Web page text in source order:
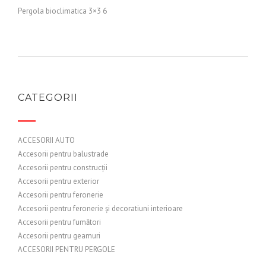
Pergola bioclimatica 3×3 6
CATEGORII
ACCESORII AUTO
Accesorii pentru balustrade
Accesorii pentru construcții
Accesorii pentru exterior
Accesorii pentru feronerie
Accesorii pentru feronerie și decoratiuni interioare
Accesorii pentru fumători
Accesorii pentru geamuri
ACCESORII PENTRU PERGOLE